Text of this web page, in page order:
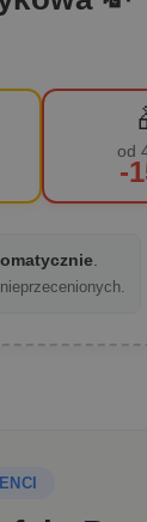
od
-
.